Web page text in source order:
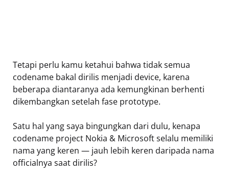
Tetapi perlu kamu ketahui bahwa tidak semua
codename bakal dirilis menjadi device, karena
beberapa diantaranya ada kemungkinan berhenti
dikembangkan setelah fase prototype.
Satu hal yang saya bingungkan dari dulu, kenapa
codename project Nokia & Microsoft selalu memiliki
nama yang keren — jauh lebih keren daripada nama
officialnya saat dirilis?